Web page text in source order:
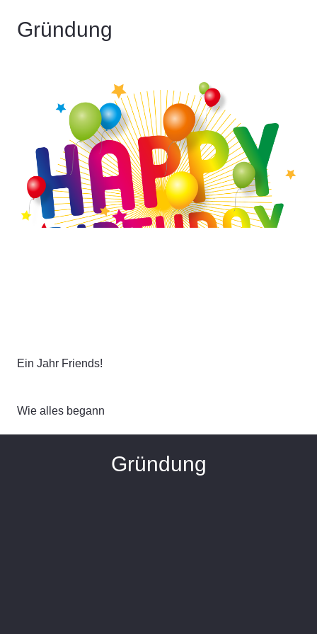
Gründung
Ein Jahr Friends!
Wie alles begann
Gründung